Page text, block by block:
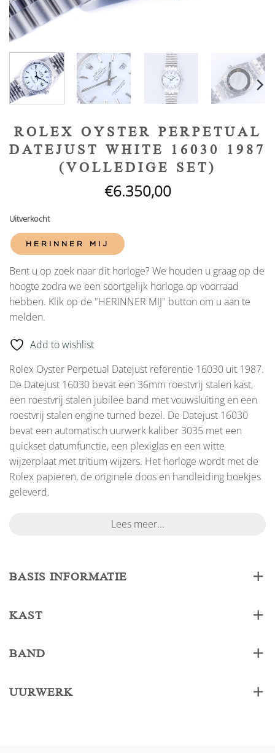
ROLEX OYSTER PERPETUAL
DATEJUST WHITE 16030 1987
(VOLLEDIGE SET)
€6.350,00
Uitverkocht
HERINNER MIJ
Bent u op zoek naar dit horloge? We houden u graag op de
hoogte zodra we een soortgelijk horloge op voorraad
hebben. Klik op de "HERINNER MIJ" button om u aan te
melden.
Add to wishlist
Rolex Oyster Perpetual Datejust referentie 16030 uit 1987.
De Datejust 16030 bevat een 36mm roestvrij stalen kast,
een roestvrij stalen jubilee band met vouwsluiting en een
roestvrij stalen engine turned bezel. De Datejust 16030
bevat een automatisch uurwerk kaliber 3035 met een
quickset datumfunctie, een plexiglas en een witte
wijzerplaat met tritium wijzers. Het horloge wordt met de
Rolex papieren, de originele doos en handleiding boekjes
geleverd.
Lees meer...
BASIS INFORMATIE
KAST
BAND
UURWERK